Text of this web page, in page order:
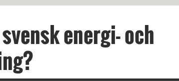
energi- och